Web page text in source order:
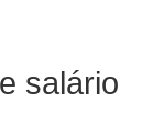
salário